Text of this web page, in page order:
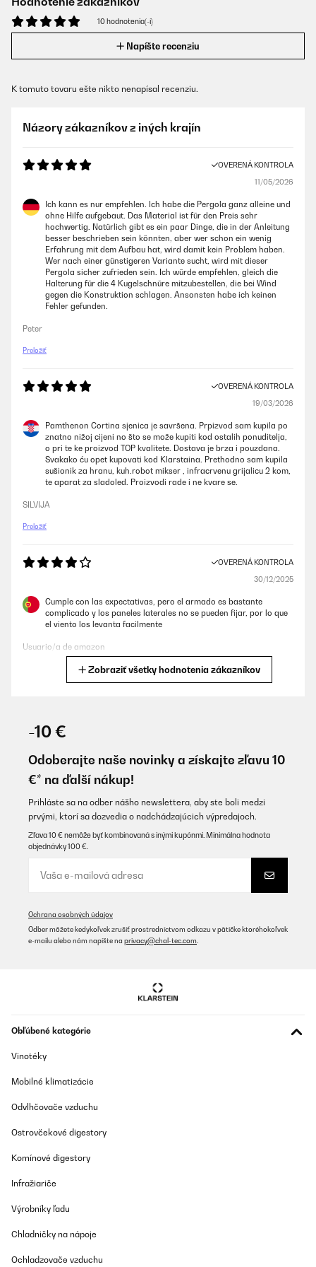
10 hodnotenia(-í)
Napíšte recenziu
K tomuto tovaru ešte nikto nenapísal recenziu.
Názory zákazníkov z iných krajín
OVERENÁ KONTROLA
11/05/2026
Ich kann es nur empfehlen. Ich habe die Pergola ganz alleine und
ohne Hilfe aufgebaut. Das Material ist für den Preis sehr
hochwertig. Natürlich gibt es ein paar Dinge, die in der Anleitung
besser beschrieben sein könnten, aber wer schon ein wenig
Erfahrung mit dem Aufbau hat, wird damit kein Problem haben.
Wer nach einer günstigeren Variante sucht, wird mit dieser
Pergola sicher zufrieden sein. Ich würde empfehlen, gleich die
Halterung für die 4 Kugelschnüre mitzubestellen, die bei Wind
gegen die Konstruktion schlagen. Ansonsten habe ich keinen
Fehler gefunden.
Peter
Preložiť
OVERENÁ KONTROLA
19/03/2026
Pamthenon Cortina sjenica je savršena. Prpizvod sam kupila po
znatno nižoj cijeni no što se može kupiti kod ostalih ponuditelja,
o pri te ke proizvod TOP kvalitete. Dostava je brza i pouzdana.
Svakako ću opet kupovati kod Klarstaina. Prethodno sam kupila
sušionik za hranu, kuh.robot mikser , infracrvenu grijalicu 2 kom,
te aparat za sladoled. Proizvodi rade i ne kvare se.
SILVIJA
Preložiť
OVERENÁ KONTROLA
30/12/2025
Cumple con las expectativas, pero el armado es bastante
complicado y los paneles laterales no se pueden fijar, por lo que
el viento los levanta facilmente
Usuario/a de amazon
Amazon-Benutzer
OVERENÁ KONTROLA
Leider konnte man das Faltdach nicht auf Bildern sehen. Es ist
sind klasse und lassen sich gut hoch und runter machen. Qualität
gleich nach Anbau defekt.
Amazon-Benutzer
Ein absoluter Traum für unseren Garten!Nach langem Suchen
und sind mehr als begeistert. Die Qualität ist erstklassig - man
wurden.Die Montage war zu zweit gut machbar, alle Teile waren
Aluminiumgestell macht einen sehr stabilen Eindruck und wird
Stoffdach mit dem Seilzugsystem - funktioniert butterweich und
lässt sich millimetergenau einstellen.Highlights: • Erstklassige
Wind • Wasserdichtes Dach hält, was es verspricht • Seitenteile
DesignDer Preis von etwa 1.000€ ist für diese Qualität absolut
intensiv und er sieht aus wie am ersten Tag. Die
Regen bleibt alles darunter trocken.Fazit: Eine Investition, die sich
gelohnt hat. Der Pantheon Cortina ist sein Geld wert und wird
Zobraziť všetky hodnotenia zákazníkov
-10 €
Odoberajte naše novinky a získajte zľavu 10
€* na ďalší nákup!
Prihláste sa na odber nášho newslettera, aby ste boli medzi
prvými, ktorí sa dozvedia o nadchádzajúcich výpredajoch.
Zľava 10 € nemôže byť kombinovaná s inými kupónmi. Minimálna hodnota
objednávky 100 €.
Ochrana osobných údajov
Odber môžete kedykoľvek zrušiť prostredníctvom odkazu v pätičke ktoréhokoľvek
e-mailu alebo nám napíšte na privacy@chal-tec.com
Obľúbené kategórie
Vinotéky
Mobilné klimatizácie
Odvlhčovače vzduchu
Ostrovčekové digestory
Komínové digestory
Infražiariče
Výrobníky ľadu
Chladničky na nápoje
Ochladzovače vzduchu